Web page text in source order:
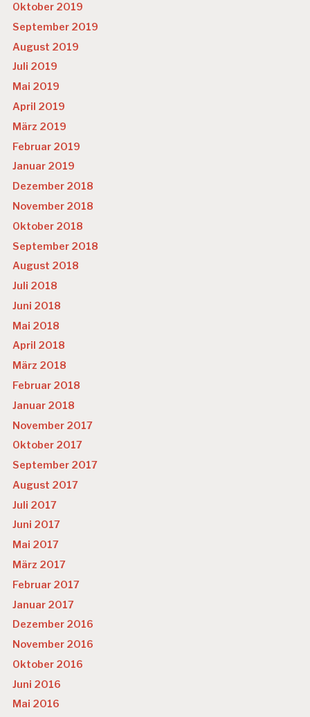
Oktober 2019
September 2019
August 2019
Juli 2019
Mai 2019
April 2019
März 2019
Februar 2019
Januar 2019
Dezember 2018
November 2018
Oktober 2018
September 2018
August 2018
Juli 2018
Juni 2018
Mai 2018
April 2018
März 2018
Februar 2018
Januar 2018
November 2017
Oktober 2017
September 2017
August 2017
Juli 2017
Juni 2017
Mai 2017
März 2017
Februar 2017
Januar 2017
Dezember 2016
November 2016
Oktober 2016
Juni 2016
Mai 2016